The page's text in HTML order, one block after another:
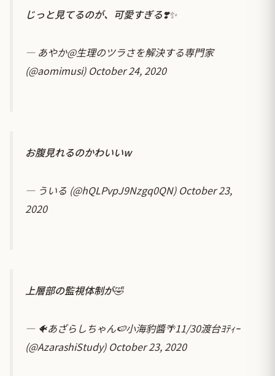
じっと見てるのが、可愛すぎる❣️✨
— あやか@生理のツラさを解決する専門家
(@aomimusi) October 24, 2020
お腹見れるのかわいいw
— ういる (@hQLPvpJ9Nzgq0QN) October 23,
2020
上層部の監視体制が🤣
— 🐠あざらしちゃん🍉小海豹醬🌴11/30渡台ﾖﾃｨｰ
(@AzarashiStudy) October 23, 2020